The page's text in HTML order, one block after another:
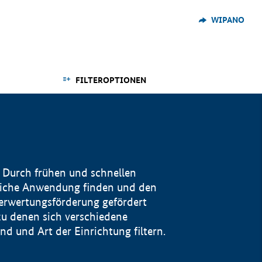
WIPANO
FILTEROPTIONEN
frühen und schnellen
Anwendung finden und den
gefördert
denen sich verschiedene
und Art der Einrichtung filtern.